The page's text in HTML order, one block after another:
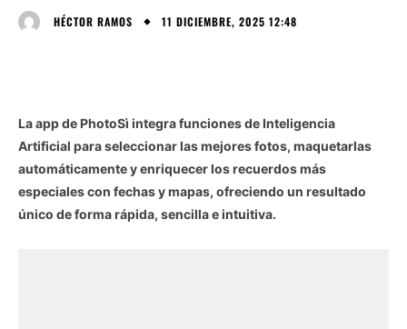
HÉCTOR RAMOS 11 DICIEMBRE, 2025 12:48
La app de PhotoSì integra funciones de Inteligencia
Artificial para seleccionar las mejores fotos, maquetarlas
automáticamente y enriquecer los recuerdos más
especiales con fechas y mapas, ofreciendo un resultado
único de forma rápida, sencilla e intuitiva.